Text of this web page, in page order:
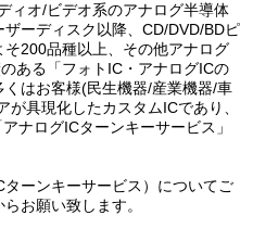
ィオ/ビデオ系のアナログ半導体
ーディスク以降、CD/DVD/BDピ
200品種以上、その他アナログ
ある「フォトIC・アナログICの
はお客様(民生機器/産業機器/車
具現化したカスタムICであり、
ナログICターンキーサービス」
ーンキーサービス）についてご
お願い致します。